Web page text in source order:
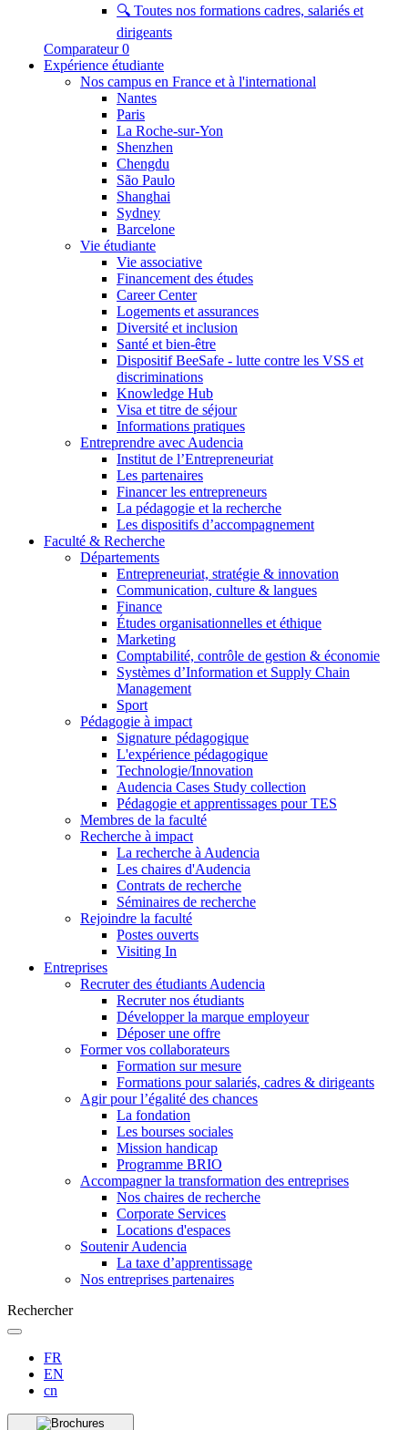
🔍 Toutes nos formations cadres, salariés et
dirigeants
Comparateur 0
Expérience étudiante
Nos campus en France et à l'international
Nantes
Paris
La Roche-sur-Yon
Shenzhen
Chengdu
São Paulo
Shanghai
Sydney
Barcelone
Vie étudiante
Vie associative
Financement des études
Career Center
Logements et assurances
Diversité et inclusion
Santé et bien-être
Dispositif BeeSafe - lutte contre les VSS et
discriminations
Knowledge Hub
Visa et titre de séjour
Informations pratiques
Entreprendre avec Audencia
Institut de l’Entrepreneuriat
Les partenaires
Financer les entrepreneurs
La pédagogie et la recherche
Les dispositifs d’accompagnement
Faculté & Recherche
Départements
Entrepreneuriat, stratégie & innovation
Communication, culture & langues
Finance
Études organisationnelles et éthique
Marketing
Comptabilité, contrôle de gestion & économie
Systèmes d’Information et Supply Chain
Management
Sport
Pédagogie à impact
Signature pédagogique
L'expérience pédagogique
Technologie/Innovation
Audencia Cases Study collection
Pédagogie et apprentissages pour TES
Membres de la faculté
Recherche à impact
La recherche à Audencia
Les chaires d'Audencia
Contrats de recherche
Séminaires de recherche
Rejoindre la faculté
Postes ouverts
Visiting In
Entreprises
Recruter des étudiants Audencia
Recruter nos étudiants
Développer la marque employeur
Déposer une offre
Former vos collaborateurs
Formation sur mesure
Formations pour salariés, cadres & dirigeants
Agir pour l’égalité des chances
La fondation
Les bourses sociales
Mission handicap
Programme BRIO
Accompagner la transformation des entreprises
Nos chaires de recherche
Corporate Services
Locations d'espaces
Soutenir Audencia
La taxe d’apprentissage
Nos entreprises partenaires
Rechercher
FR
EN
cn